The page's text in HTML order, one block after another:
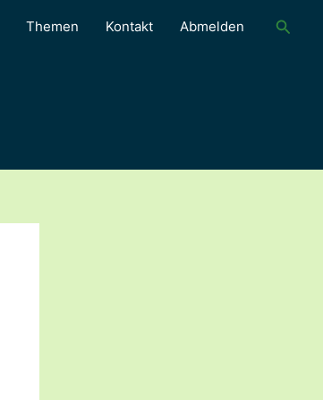
Themen Kontakt Abmelden